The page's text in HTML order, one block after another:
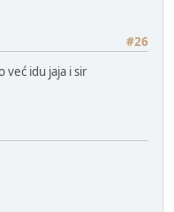
#26
već idu jaja i sir